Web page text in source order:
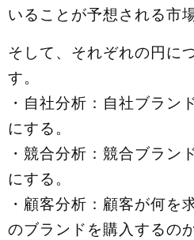
いることが予想される市場
そして、それぞれの円に
す。
・自社分析：自社ブラン
にする。
・競合分析：競合ブラン
にする。
・顧客分析：顧客が何を
のブランドを購入するの